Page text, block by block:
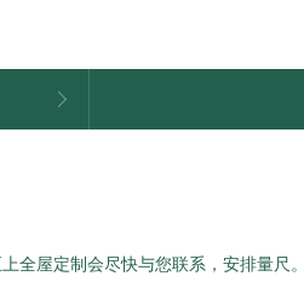
全屋定制会尽快与您联系，安排量尺。